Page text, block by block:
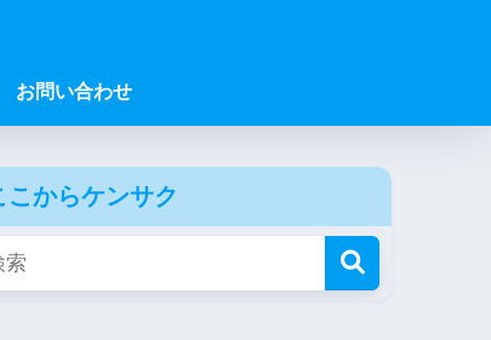
お問い合わせ
こからケンサク